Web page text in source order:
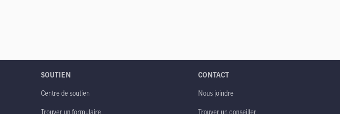
SOUTIEN
Centre de soutien
Trouver un formulaire
CONTACT
Nous joindre
Trouver un conseiller